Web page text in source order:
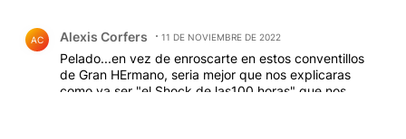
AC Alexis Corfers 11 DE NOVIEMBRE DE 2022
Pelado...en vez de enroscarte en estos conventillos
de Gran HErmano, seria mejor que nos explicaras
como va ser "el Shock de las100 horas" que nos